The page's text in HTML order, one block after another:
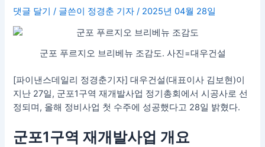
댓글 달기 / 글쓴이 정경춘 기자/ 2025년 04월 28일
군포 푸르지오 브리베뉴 조감도. 사진=대우건설
[파이낸스데일리 정경춘기자] 대우건설(대표이사 김보현)이
지난 27일, 군포1구역 재개발사업 정기총회에서 시공사로 선
정되며, 올해 정비사업 첫 수주에 성공했다고 28일 밝혔다.
군포1구역 재개발사업 개요